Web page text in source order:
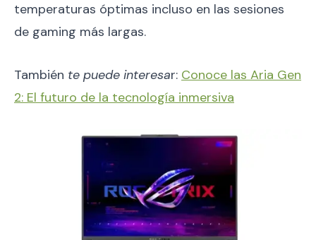
temperaturas óptimas incluso en las sesiones
de gaming más largas.
También te puede interesar: Conoce las Aria Gen
2: El futuro de la tecnología inmersiva